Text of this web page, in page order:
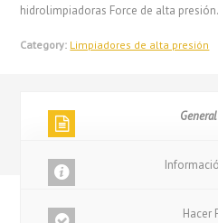
hidrolimpiadoras Force de alta presión.
Category: Limpiadores de alta presión
Hacer